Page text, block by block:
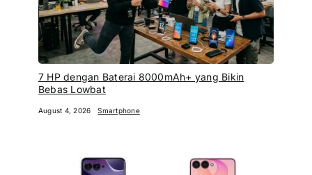
7 HP dengan Baterai 8000mAh+ yang Bikin
Bebas Lowbat
August 4, 2026 Smartphone